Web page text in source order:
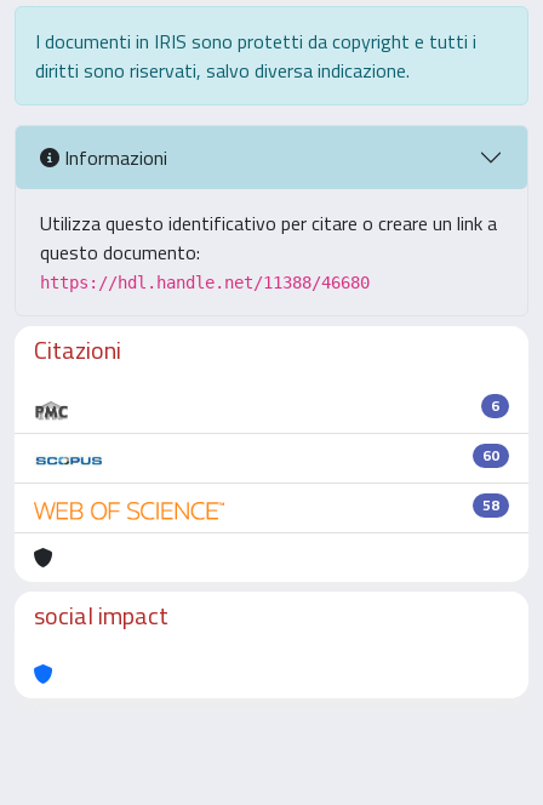
I documenti in IRIS sono protetti da copyright e tutti i
diritti sono riservati, salvo diversa indicazione.
Informazioni
Utilizza questo identificativo per citare o creare un link a
questo documento:
https://hdl.handle.net/11388/46680
Citazioni
6
60
58
social impact